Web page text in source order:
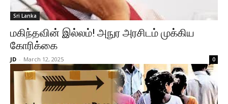
Sri Lanka
மகிந்தவின் இல்லம்! அநுர அரசிடம் முக்கிய
கோரிக்கை
JD - March 12, 2025 0